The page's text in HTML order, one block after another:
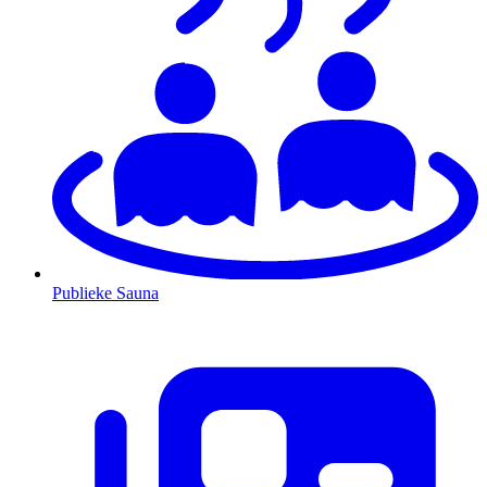
Publieke Sauna